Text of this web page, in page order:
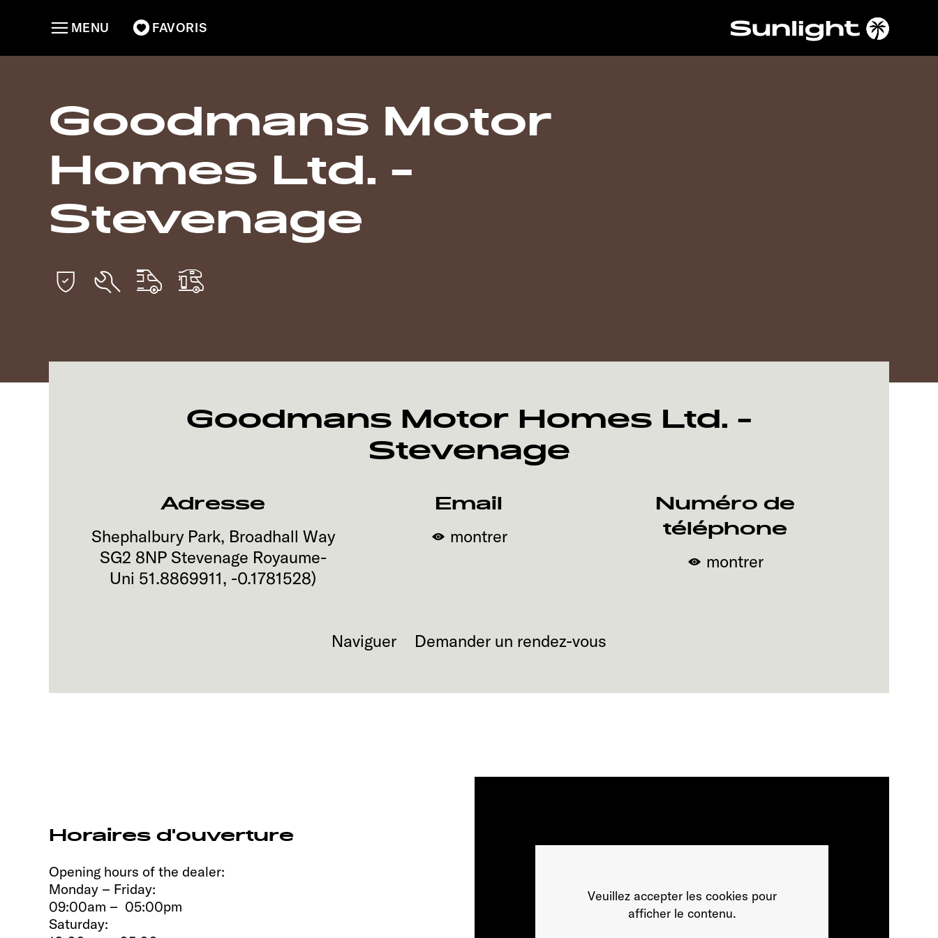
FAVORIS
MENU
Goodmans Motor
Homes Ltd. -
Stevenage
Goodmans Motor Homes Ltd. -
Stevenage
Adresse
Shephalbury Park, Broadhall Way
SG2 8NP Stevenage Royaume-
Uni 51.8869911, -0.1781528)
Email
montrer
Numéro de
téléphone
montrer
Naviguer Demander un rendez-vous
Horaires d'ouverture
Opening hours of the dealer:
Monday – Friday:
09:00am – 05:00pm
Saturday:
Veuillez accepter les cookies pour
afficher le contenu.